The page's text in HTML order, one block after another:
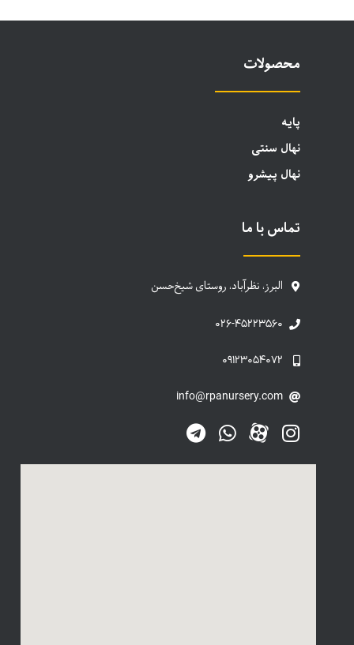
محصولات
پایه
نهال سنتی
نهال پیشرو
تماس با ما
البرز، نظرآباد، روستای شیخ‌حسن
۰۲۶-۴۵۲۲۳۵۶۰
۰۹۱۲۳۰۵۴۰۷۲
info@rpanursery.com